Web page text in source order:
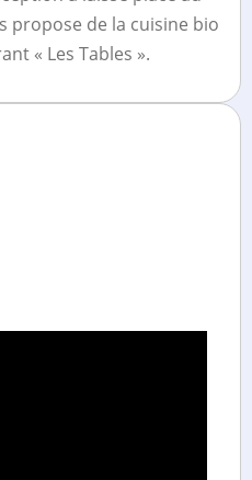
propose de la cuisine bio
« Les Tables ».